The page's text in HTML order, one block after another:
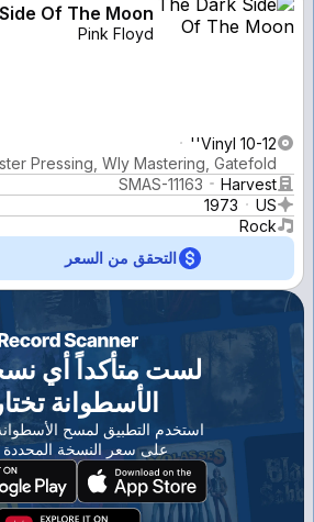
Of The Moon
Pink Floyd
Vinyl 10-12''
Pressing, Wly Mastering, Gatefold
Harvest
SMAS-11163
US
1973
Rock
التحقق من السعر
لست متأكداً أي
الأسطوانة
استخدم التطبيق لمسح
على سعر النسخة المحددة